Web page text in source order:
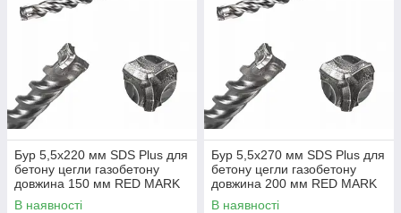
Бур 5,5х220 мм SDS Plus для
бетону цегли газобетону
довжина 150 мм RED MARK
В наявності
Бур 5,5х270 мм SDS Plus для
бетону цегли газобетону
довжина 200 мм RED MARK
В наявності